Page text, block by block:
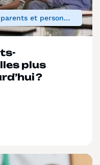
de l’éducation
plus
?